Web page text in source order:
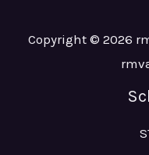
Copyright © 2026